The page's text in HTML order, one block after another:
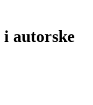
autorske